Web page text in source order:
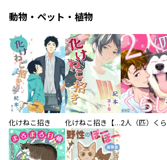
動物・ペット・植物
化けねこ招き 化けねこ招き【描きおろし付合冊版】